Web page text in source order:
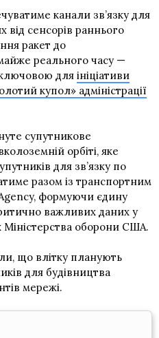
канали зв’язку для
від сенсорів раннього
ракет до
реального часу —
для ініціативи
купол» адміністрації
супутникове
орбіті, яке
для зв’язку по
разом із транспортним
формуючи єдину
важливих даних у
Міністерства оборони США.
що влітку планують
для будівництва
мережі.